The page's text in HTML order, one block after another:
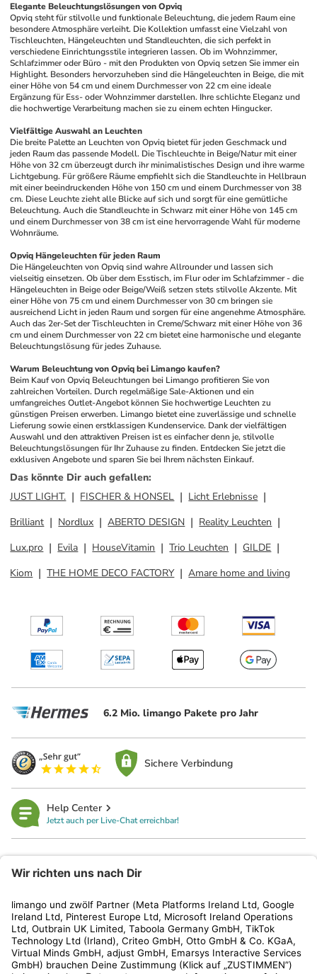
Elegante Beleuchtungslösungen von Opviq
Opviq steht für stilvolle und funktionale Beleuchtung, die jedem Raum eine
besondere Atmosphäre verleiht. Die Kollektion umfasst eine Vielzahl von
Tischleuchten, Hängeleuchten und Standleuchten, die sich perfekt in
verschiedene Einrichtungsstile integrieren lassen. Ob im Wohnzimmer,
Schlafzimmer oder Büro - mit den Produkten von Opviq setzen Sie immer ein
Highlight. Besonders hervorzuheben sind die Hängeleuchten in Beige, die mit
einer Höhe von 54 cm und einem Durchmesser von 22 cm eine ideale
Ergänzung für Ess- oder Wohnzimmer darstellen. Ihre schlichte Eleganz und
die hochwertige Verarbeitung machen sie zu einem echten Hingucker.
Vielfältige Auswahl an Leuchten
Die breite Palette an Leuchten von Opviq bietet für jeden Geschmack und
jeden Raum das passende Modell. Die Tischleuchte in Beige/Natur mit einer
Höhe von 32 cm überzeugt durch ihr minimalistisches Design und ihre warme
Lichtgebung. Für größere Räume empfiehlt sich die Standleuchte in Hellbraun
mit einer beeindruckenden Höhe von 150 cm und einem Durchmesser von 38
cm. Diese Leuchte zieht alle Blicke auf sich und sorgt für eine gemütliche
Beleuchtung. Auch die Standleuchte in Schwarz mit einer Höhe von 145 cm
und einem Durchmesser von 38 cm ist eine hervorragende Wahl für moderne
Wohnräume.
Opviq Hängeleuchten für jeden Raum
Die Hängeleuchten von Opviq sind wahre Allrounder und lassen sich
vielseitig einsetzen. Ob über dem Esstisch, im Flur oder im Schlafzimmer - die
Hängeleuchten in Beige oder Beige/Weiß setzen stets stilvolle Akzente. Mit
einer Höhe von 75 cm und einem Durchmesser von 30 cm bringen sie
ausreichend Licht in jeden Raum und sorgen für eine angenehme Atmosphäre.
Auch das 2er-Set der Tischleuchten in Creme/Schwarz mit einer Höhe von 36
cm und einem Durchmesser von 22 cm bietet eine harmonische und elegante
Beleuchtungslösung für jedes Zuhause.
Warum Beleuchtung von Opviq bei Limango kaufen?
Beim Kauf von Opviq Beleuchtungen bei Limango profitieren Sie von
zahlreichen Vorteilen. Durch regelmäßige Sale-Aktionen und ein
umfangreiches Outlet-Angebot können Sie hochwertige Leuchten zu
günstigen Preisen erwerben. Limango bietet eine zuverlässige und schnelle
Lieferung sowie einen erstklassigen Kundenservice. Dank der vielfältigen
Auswahl und den attraktiven Preisen ist es einfacher denn je, stilvolle
Beleuchtungslösungen für Ihr Zuhause zu finden. Entdecken Sie jetzt die
exklusiven Angebote und sparen Sie bei Ihrem nächsten Einkauf.
Das könnte Dir auch gefallen:
JUST LIGHT.
FISCHER & HONSEL
Licht Erlebnisse
Brilliant
Nordlux ABERTO DESIGN
Reality Leuchten
Lux.pro
Evila HouseVitamin Trio Leuchten
GILDE
Kiom
THE HOME DECO FACTORY Amare home and living
6.2 Mio. limango Pakete pro Jahr
Sichere Verbindung
Help Center
Jetzt auch per Live-Chat erreichbar!
Kundenservice
Shop